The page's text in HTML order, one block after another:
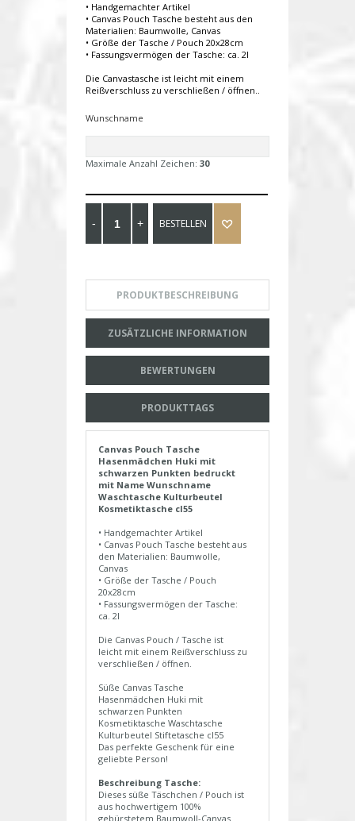
• Handgemachter Artikel
• Canvas Pouch Tasche besteht aus den
Materialien: Baumwolle, Canvas
• Größe der Tasche / Pouch 20x28cm
• Fassungsvermögen der Tasche: ca. 2l
Die Canvastasche ist leicht mit einem
Reißverschluss zu verschließen / öffnen..
Wunschname
Maximale Anzahl Zeichen: 30
BESTELLEN
PRODUKTBESCHREIBUNG
ZUSÄTZLICHE INFORMATION
BEWERTUNGEN
PRODUKTTAGS
Canvas Pouch Tasche
Hasenmädchen Huki mit
schwarzen Punkten bedruckt
mit Name Wunschname
Waschtasche Kulturbeutel
Kosmetiktasche cl55
• Handgemachter Artikel
• Canvas Pouch Tasche besteht aus
den Materialien: Baumwolle,
Canvas
• Größe der Tasche / Pouch
20x28cm
• Fassungsvermögen der Tasche:
ca. 2l
Die Canvas Pouch / Tasche ist
leicht mit einem Reißverschluss zu
verschließen / öffnen.
Süße Canvas Tasche
Hasenmädchen Huki mit
schwarzen Punkten
Kosmetiktasche Waschtasche
Kulturbeutel Stiftetasche cl55
Das perfekte Geschenk für eine
geliebte Person!
Beschreibung Tasche:
Dieses süße Täschchen / Pouch ist
aus hochwertigem 100%
gebürstetem Baumwoll-Canvas